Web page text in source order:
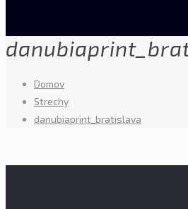
Domov
Strechy
danubiaprint_bratislava